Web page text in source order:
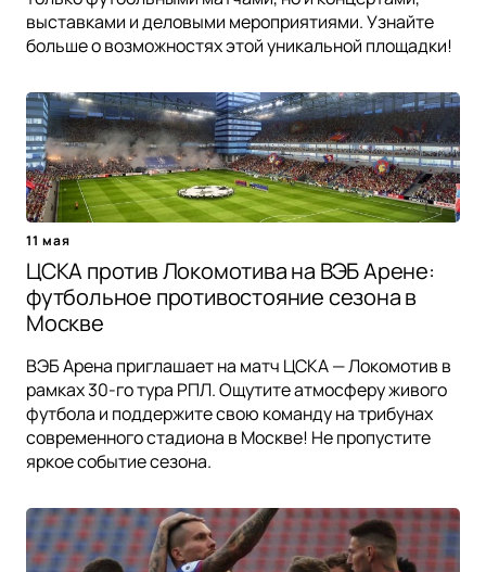
выставками и деловыми мероприятиями. Узнайте
больше о возможностях этой уникальной площадки!
11 мая
ЦСКА против Локомотива на ВЭБ Арене:
футбольное противостояние сезона в
Москве
ВЭБ Арена приглашает на матч ЦСКА — Локомотив в
рамках 30-го тура РПЛ. Ощутите атмосферу живого
футбола и поддержите свою команду на трибунах
современного стадиона в Москве! Не пропустите
яркое событие сезона.